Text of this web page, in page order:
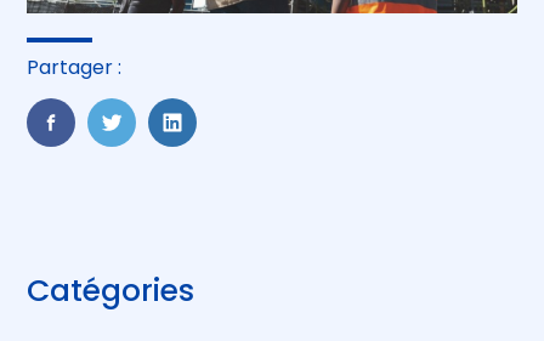
Partager :
FaceBook
TwitterLinkedIn
Blog
sidebar
Catégories